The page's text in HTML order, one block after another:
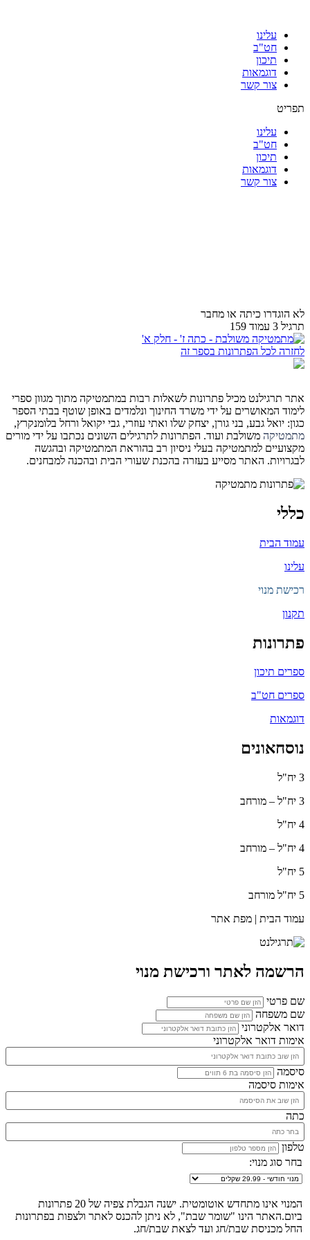
עלינו
חט"ב
תיכון
דוגמאות
צור קשר
תפריט
עלינו
חט"ב
תיכון
דוגמאות
צור קשר
לא הוגדרו כיתה או מחבר
תרגיל 3 עמוד 159
לחזרה לכל הפתרונות בספר זה
אתר תרגילנט מכיל פתרונות לשאלות רבות במתמטיקה מתוך מגוון ספרי
לימוד המאושרים על ידי משרד החינוך ונלמדים באופן שוטף בבתי הספר
כגון: יואל גבע, בני גורן, יצחק שלו ואתי עוזרי, גבי יקואל ורחל בלומנקרץ,
מתמטיקה משולבת ועוד. הפתרונות לתרגילים השונים נכתבו על ידי מורים
מקצועיים למתמטיקה בעלי ניסיון רב בהוראת המתמטיקה ובהגשה
לבגרויות. האתר מסייע בעזרה בהכנת שעורי הבית ובהכנה למבחנים.
כללי
עמוד הבית
עלינו
רכישת מנוי
תקנון
פתרונות
ספרים תיכון
ספרים חט"ב
דוגמאות
נוסחאונים
3 יח"ל
3 יח"ל – מורחב
4 יח"ל
4 יח"ל – מורחב
5 יח"ל
5 יח"ל מורחב
עמוד הבית | מפת אתר
הרשמה לאתר ורכישת מנוי
שם פרטי
שם משפחה
דואר אלקטרוני
אימות דואר אלקטרוני
סיסמה
אימות סיסמה
כתה
טלפון
בחר סוג מנוי:
המנוי אינו מתחדש אוטומטית. ישנה הגבלת צפיה של 20 פתרונות
ביום.האתר הינו "שומר שבת", לא ניתן להכנס לאתר ולצפות בפתרונות
החל מכניסת שבת/חג ועד לצאת שבת/חג.